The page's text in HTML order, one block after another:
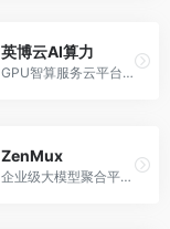
英博云AI算力
GPU智算服务云平台，专注于AI算力租赁。面向AI研究者和企业，提供GPU租赁、模型训练、推理服务等，算力资源丰富。
ZenMux
企业级大模型聚合平台，专注于企业AI服务。面向企业用户，提供多模型管理、安全合规、成本优化等服务，企业级功能完善。